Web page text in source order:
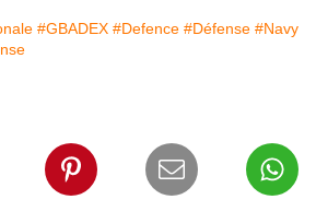
#GBADEX #Defence #Défense #Navy